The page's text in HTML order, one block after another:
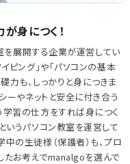
身につく！
展開する企業が運営してい
ピング」や「パソコンの基本
力も、しっかりと身につきま
ーやネットと安全に付き合う
学習の仕方をすれば身につく
いうパソコン教室を運営して
の生徒様（保護者）も、プロ
たお考えでmanalgoを選んで